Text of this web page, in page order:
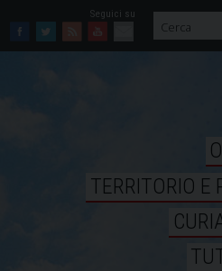
Facebook
Twitter
FeedYoutube
Mail
TERRITORIO E